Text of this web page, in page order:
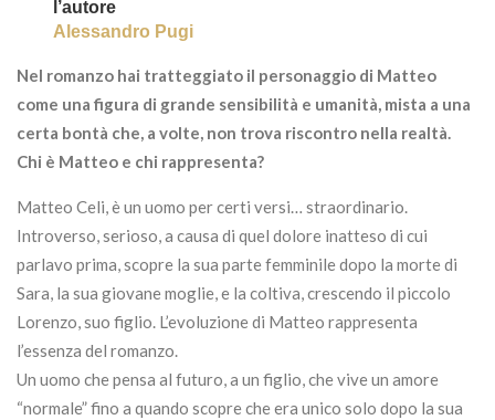
l’autore
Alessandro Pugi
Nel romanzo hai tratteggiato il personaggio di Matteo
come una figura di grande sensibilità e umanità, mista a una
certa bontà che, a volte, non trova riscontro nella realtà.
Chi è Matteo e chi rappresenta?
Matteo Celi, è un uomo per certi versi… straordinario.
Introverso, serioso, a causa di quel dolore inatteso di cui
parlavo prima, scopre la sua parte femminile dopo la morte di
Sara, la sua giovane moglie, e la coltiva, crescendo il piccolo
Lorenzo, suo figlio. L’evoluzione di Matteo rappresenta
l’essenza del romanzo.
Un uomo che pensa al futuro, a un figlio, che vive un amore
“normale” fino a quando scopre che era unico solo dopo la sua